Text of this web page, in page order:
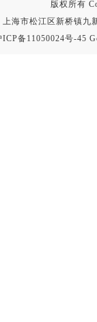
版权所有
上海市松江区新桥镇九
ICP备11050024号-45